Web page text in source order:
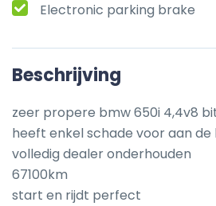
Electronic parking brake
Beschrijving
zeer propere bmw 650i 4,4v8
heeft enkel schade voor aan
volledig dealer onderhouden
67100km
start en rijdt perfect